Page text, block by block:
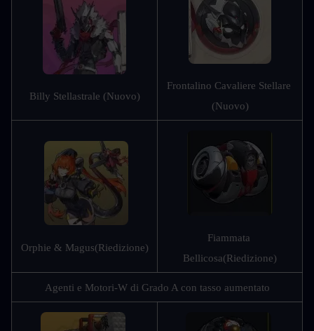
Billy Stellastrale (Nuovo)
Frontalino Cavaliere Stellare
(Nuovo)
Orphie & Magus(Riedizione)
Fiammata
Bellicosa(Riedizione)
Agenti e Motori-W di Grado A con tasso aumentato